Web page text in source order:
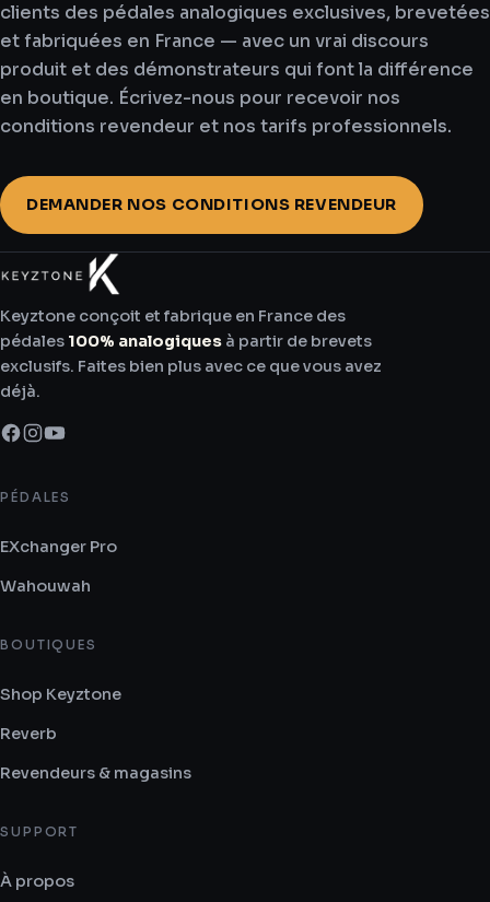
France
691.6 km
Directions
Boutikazik Vendin
229 Rue François Mitterrand
Vendin-lès-Béthune 62232
759.4 km
Ormskirk DA8 3HB
Directions
Synthesizer GR
Paleo Faliro Attica 175 63
clients des pédales analogiques exclusives, brevetées
et fabriquées en France — avec un vrai discours
produit et des démonstrateurs qui font la différence
en boutique. Écrivez-nous pour recevoir nos
conditions revendeur et nos tarifs professionnels.
DEMANDER NOS CONDITIONS REVENDEUR
Keyztone conçoit et fabrique en France des
pédales 100% analogiques à partir de brevets
exclusifs. Faites bien plus avec ce que vous avez
déjà.
PÉDALES
EXchanger Pro
Wahouwah
BOUTIQUES
Shop Keyztone
Reverb
Revendeurs & magasins
SUPPORT
À propos